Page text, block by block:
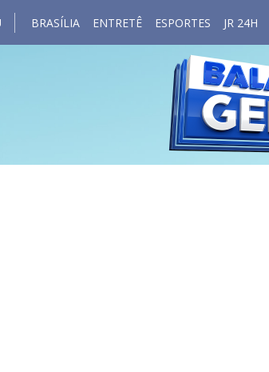
BRASÍLIA ENTRETÊ ESPORTES JR 24H